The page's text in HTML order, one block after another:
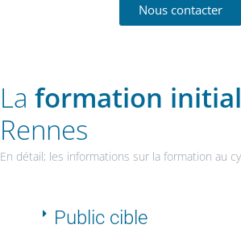
Nous contacter
La formation
Rennes
En détail; les informations sur la formation au
Public cible